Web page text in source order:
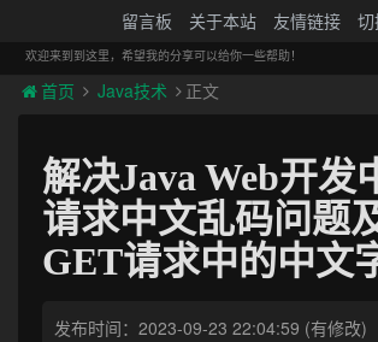
留言板 关于本站 友情链接
欢迎来到到这里，希望我的分享可以给你一些帮助！
首页 Java技术 正文
解决Java Web开发
请求中文乱码问题
GET请求中的中文
发布时间：2023-09-23 22:04:59 (有修改)